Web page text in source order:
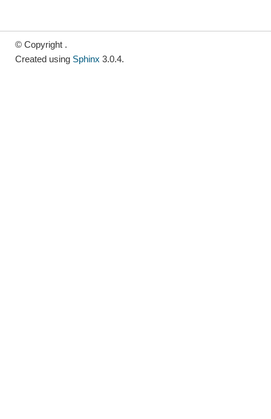
© Copyright .
Created using Sphinx 3.0.4.